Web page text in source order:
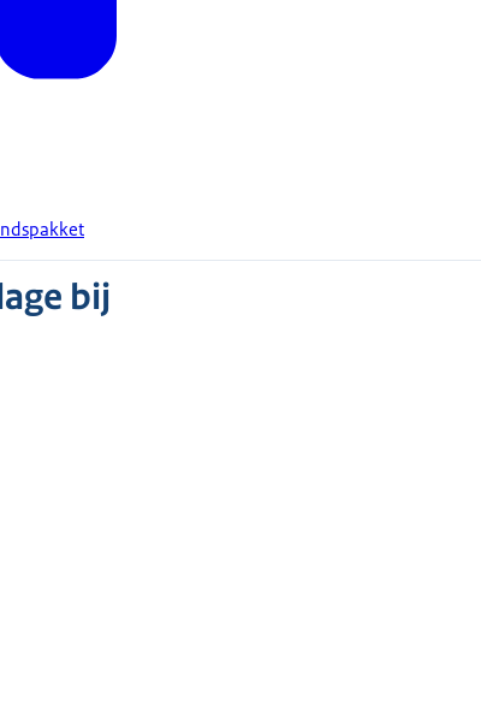
bij